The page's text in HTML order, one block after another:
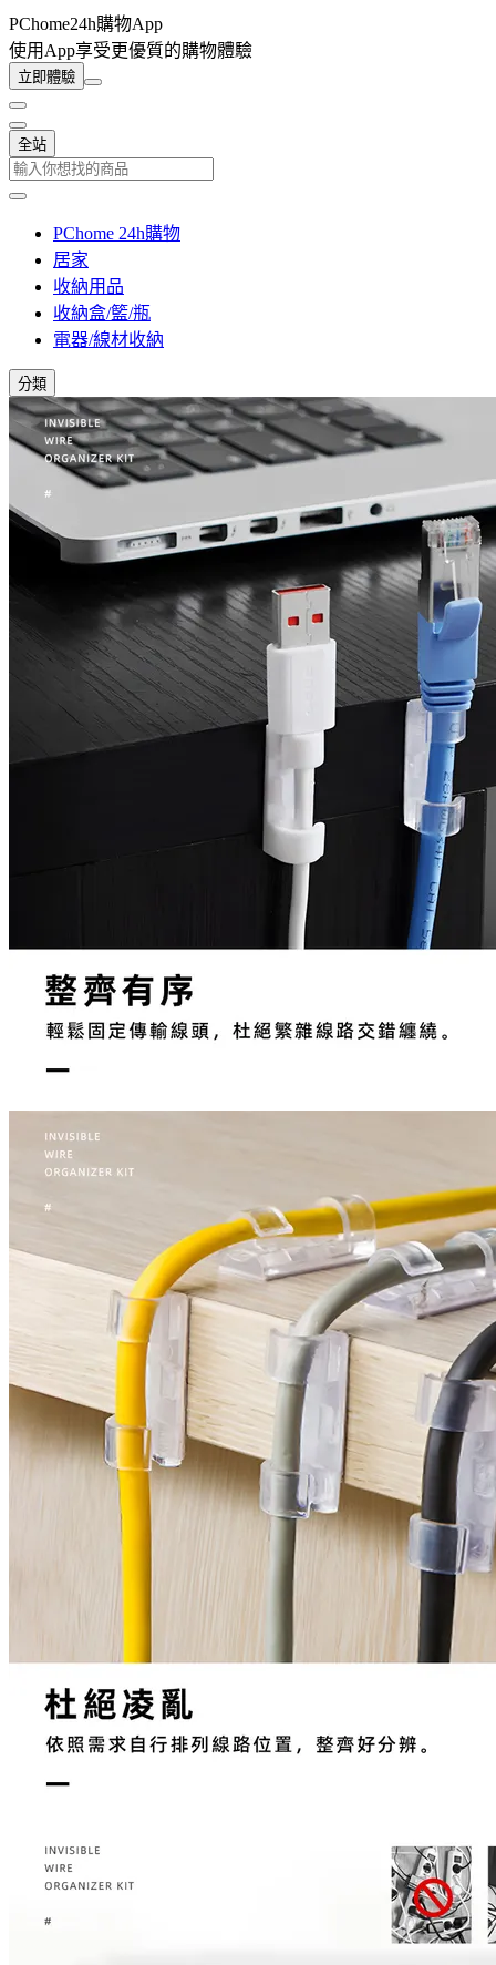
PChome24h購物App
使用App享受更優質的購物體驗
立即體驗
全站
PChome 24h購物
居家
收納用品
收納盒/籃/瓶
電器/線材收納
分類